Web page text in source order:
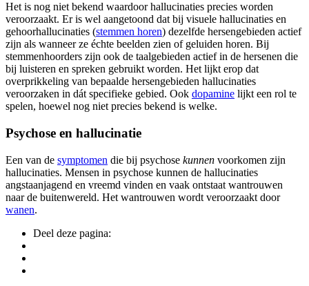
Het is nog niet bekend waardoor hallucinaties precies worden
veroorzaakt. Er is wel aangetoond dat bij visuele hallucinaties en
gehoorhallucinaties (stemmen horen) dezelfde hersengebieden actief
zijn als wanneer ze échte beelden zien of geluiden horen. Bij
stemmenhoorders zijn ook de taalgebieden actief in de hersenen die
bij luisteren en spreken gebruikt worden. Het lijkt erop dat
overprikkeling van bepaalde hersengebieden hallucinaties
veroorzaken in dát specifieke gebied. Ook dopamine lijkt een rol te
spelen, hoewel nog niet precies bekend is welke.
Psychose en hallucinatie
Een van de symptomen die bij psychose kunnen voorkomen zijn
hallucinaties. Mensen in psychose kunnen de hallucinaties
angstaanjagend en vreemd vinden en vaak ontstaat wantrouwen
naar de buitenwereld. Het wantrouwen wordt veroorzaakt door
wanen.
Deel deze pagina: